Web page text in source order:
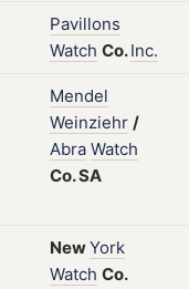
Pavillons
Watch Co.Inc.
Mendel
Weinziehr /
Abra Watch
Co.SA
NewYork
Watch Co.